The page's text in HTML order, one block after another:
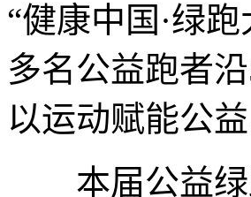
“健康中国·绿
多名公益跑者
以运动赋能公
本届公益绿